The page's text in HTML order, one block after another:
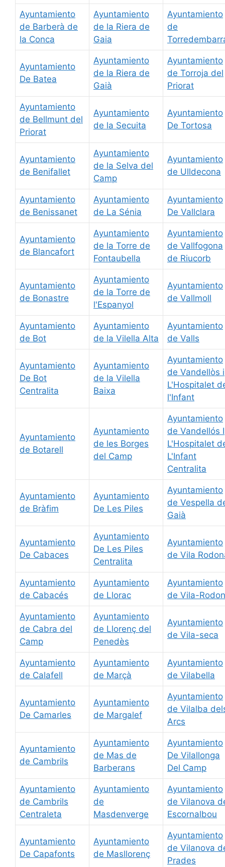
Ayuntamiento
de Barberà de
la Conca
Ayuntamiento
de la Riera de
Gaia
Ayuntamiento
de
Ayuntamiento
De Batea
Ayuntamiento
de la Riera de
Gaià
Ayuntamiento
de Torroja del
Priorat
Ayuntamiento
de Bellmunt del
Priorat
Ayuntamiento
de la Secuita
Ayuntamiento
De Tortosa
Ayuntamiento
de Benifallet
Ayuntamiento
de la Selva del
Camp
Ayuntamiento
de Ulldecona
Ayuntamiento
de Benissanet
Ayuntamiento
de La Sénia
Ayuntamiento
De Vallclara
Ayuntamiento
de Blancafort
Ayuntamiento
de la Torre de
Fontaubella
Ayuntamiento
de Vallfogona
de Riucorb
Ayuntamiento
de Bonastre
Ayuntamiento
de la Torre de
l'Espanyol
Ayuntamiento
de Vallmoll
Ayuntamiento
de Bot
Ayuntamiento
de la Vilella Alta
Ayuntamiento
de Valls
Ayuntamiento
De Bot
Centralita
Ayuntamiento
de la Vilella
Baixa
Ayuntamiento
de Vandellòs i
L'Hospitalet
l'Infant
Ayuntamiento
de Botarell
Ayuntamiento
de les Borges
del Camp
Ayuntamiento
de Vandellós I
L'Hospitalet
L'Infant
Centralita
Ayuntamiento
de Bràfim
Ayuntamiento
De Les Piles
Ayuntamiento
de Vespella
Gaià
Ayuntamiento
De Cabaces
Ayuntamiento
De Les Piles
Centralita
Ayuntamiento
de Vila
Ayuntamiento
de Cabacés
Ayuntamiento
de Llorac
Ayuntamiento
de Vila-
Ayuntamiento
de Cabra del
Camp
Ayuntamiento
de Llorenç del
Penedès
Ayuntamiento
de Vila-seca
Ayuntamiento
de Calafell
Ayuntamiento
de Marçà
Ayuntamiento
de Vilabella
Ayuntamiento
De Camarles
Ayuntamiento
de Margalef
Ayuntamiento
de Vilalba
Arcs
Ayuntamiento
de Cambrils
Ayuntamiento
de Mas de
Barberans
Ayuntamiento
De Vilallonga
Del Camp
Ayuntamiento
de Cambrils
Centraleta
Ayuntamiento
de
Masdenverge
Ayuntamiento
de Vilanova
Escornalbou
Ayuntamiento
De Capafonts
Ayuntamiento
de Masllorenç
Ayuntamiento
de Vilanova
Prades